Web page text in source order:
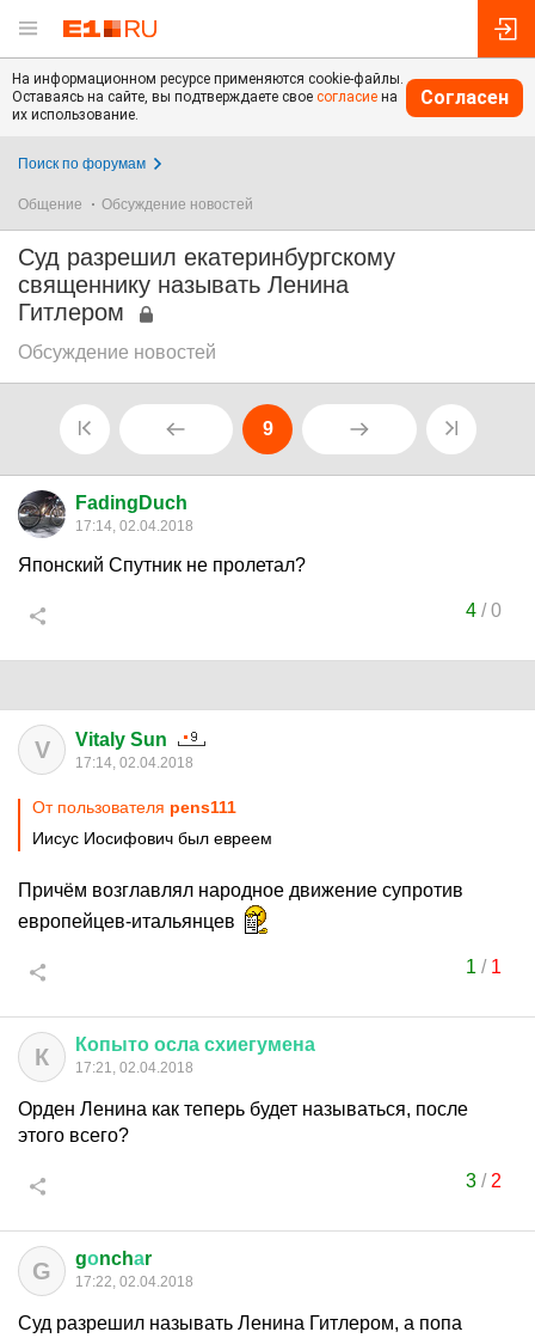
На информационном ресурсе применяются cookie-файлы.
Оставаясь на сайте, вы подтверждаете свое согласие на
их использование.
Согласен
Поиск по форумам
Общение Обсуждение новостей
Суд разрешил екатеринбургскому
священнику называть Ленина
Гитлером
Обсуждение новостей
9
FadingDuch
17:14, 02.04.2018
Японский Спутник не пролетал?
4/0
V Vitaly Sun
17:14, 02.04.2018
От пользователя pens111
Иисус Иосифович был евреем
Причём возглавлял народное движение супротив
европейцев-итальянцев
1 / 1
К Копыто осла схиегумена
17:21, 02.04.2018
Орден Ленина как теперь будет называться, после
этого всего?
3/ 2
G gоnchаr
17:22, 02.04.2018
Суд разрешил называть Ленина Гитлером, а попа